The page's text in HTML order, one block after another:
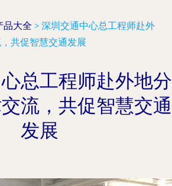
品大全 > 深圳交通中心总工程师赴外
共促智慧交通发展
总工程师赴外地分
流，共促智慧交通
发展